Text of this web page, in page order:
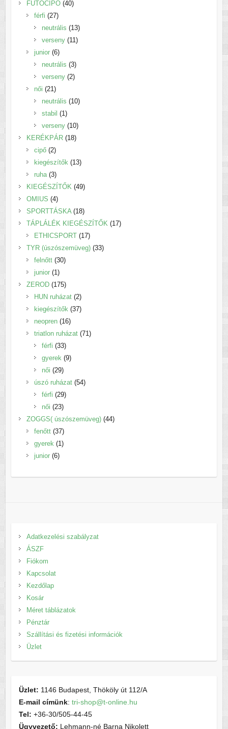
termék
FUTÓCIPŐ 4040
férfi 2727
termék
neutrális 1313
termék
verseny 1111
junior 66
termék
neutrális 33
termék
verseny 22
női 2121
termék
neutrális 1010
stabil 11
termék
verseny 1010
termék
KERÉKPÁR 1818
cipő 22
termék
kiegészítők 1313
ruha 33
termék
KIEGÉSZÍTŐK 4949
OMIUS 44
termék
SPORTTÁSKA 1818
termék
TÁPLÁLÉK KIEGÉSZÍTŐK 1717
ETHICSPORT 1717
termék
TYR (úszószemüveg) 3333
felnőtt 3030
junior 11
termék
ZEROD 175175
termék
HUN ruházat 22
termék
kiegészítők 3737
neopren 1616
termék
triatlon ruházat 7171
férfi 3333
termék
gyerek 99
női 2929
termék
úszó ruházat 5454
férfi 2929
termék
női 2323
termék
ZOGGS( úszószemüveg) 4444
fenőtt 3737
termék
gyerek 11
junior 66
Adatkezelési szabályzat
ÁSZF
Fiókom
Kapcsolat
Kezdőlap
Kosár
Méret táblázatok
Pénztár
Szállítási és fizetési információk
Üzlet
Üzlet: 1146 Budapest, Thököly út 112/A
E-mail címünk: tri-shop@t-online.hu
Tel: +36-30/505-44-45
Ügyvezető: Lehmann-né Barna Nikolett